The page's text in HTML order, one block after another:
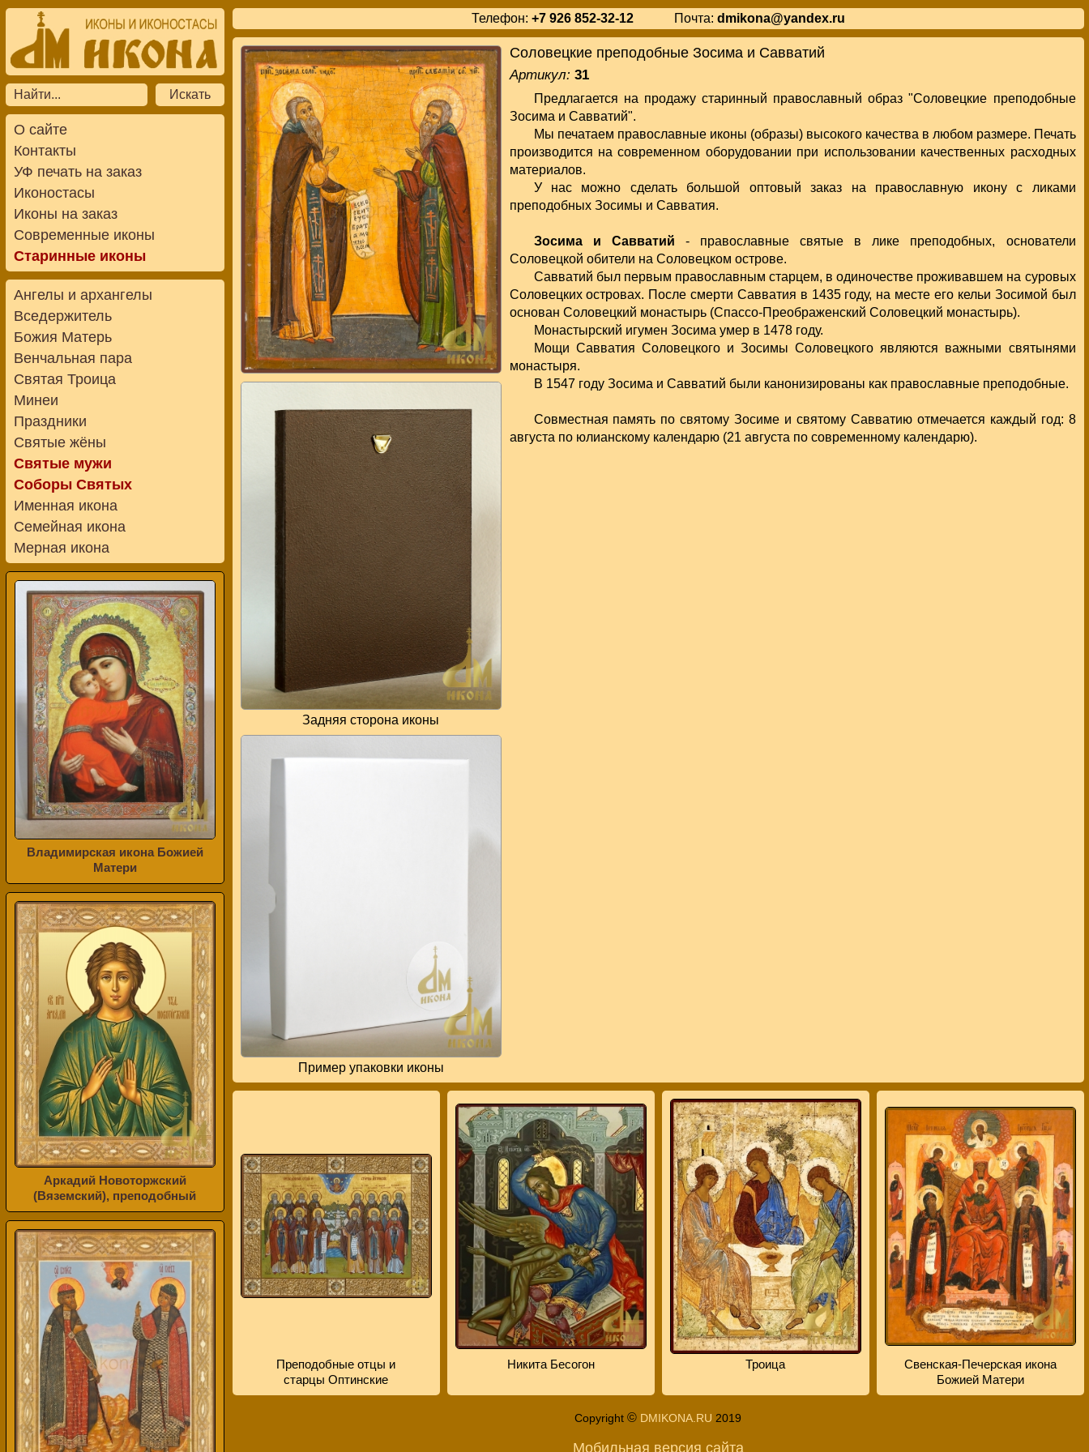
О сайте
Контакты
УФ печать на заказ
Иконостасы
Иконы на заказ
Современные иконы
Старинные иконы
Ангелы и архангелы
Вседержитель
Божия Матерь
Венчальная пара
Святая Троица
Минеи
Праздники
Святые жёны
Святые мужи
Соборы Святых
Именная икона
Семейная икона
Мерная икона
Владимирская икона Божией
Матери
Аркадий Новоторжский
(Вяземский), преподобный
Телефон: +7 926 852-32-12 Почта: dmikona@yandex.ru
Задняя сторона иконы
Пример упаковки иконы
Соловецкие преподобные Зосима и Савватий
Артикул: 31
Предлагается на продажу старинный православный образ "Соловецкие преподобные
Зосима и Савватий".
Мы печатаем православные иконы (образы) высокого качества в любом размере. Печать
производится на современном оборудовании при использовании качественных расходных
материалов.
У нас можно сделать большой оптовый заказ на православную икону с ликами
преподобных Зосимы и Савватия.
Зосима и Савватий - православные святые в лике преподобных, основатели
Соловецкой обители на Соловецком острове.
Савватий был первым православным старцем, в одиночестве проживавшем на суровых
Соловецких островах. После смерти Савватия в 1435 году, на месте его кельи Зосимой был
основан Соловецкий монастырь (Спассо-Преображенский Соловецкий монастырь).
Монастырский игумен Зосима умер в 1478 году.
Мощи Савватия Соловецкого и Зосимы Соловецкого являются важными святынями
монастыря.
В 1547 году Зосима и Савватий были канонизированы как православные преподобные.
Совместная память по святому Зосиме и святому Савватию отмечается каждый год: 8
августа по юлианскому календарю (21 августа по современному календарю).
Преподобные отцы и
старцы Оптинские
Никита Бесогон Троица
Свенская-Печерская икона
Божией Матери
Copyright © DMIKONA.RU 2019
Мобильная версия сайта